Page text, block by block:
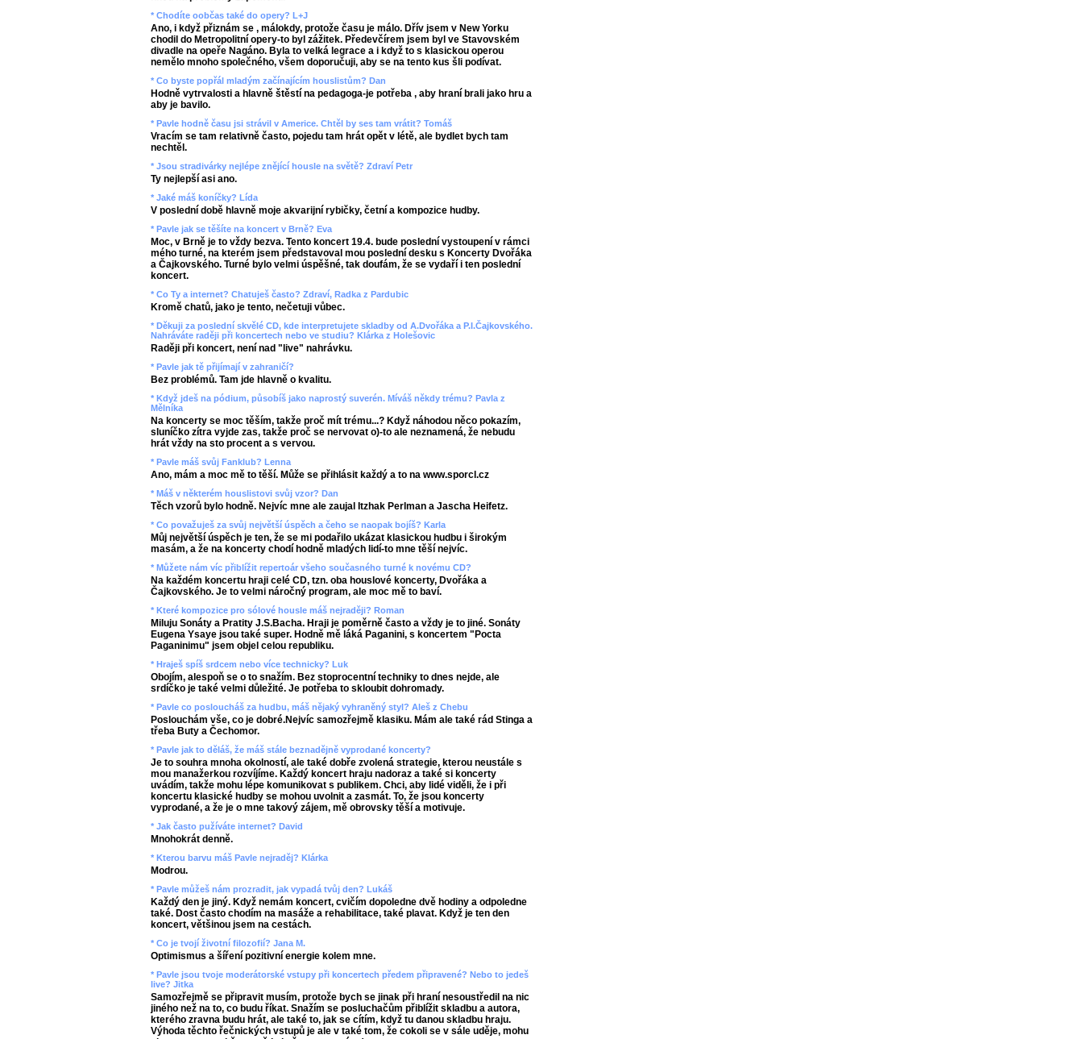
* Chodíte oobčas také do opery? L+J
Ano, i když přiznám se , málokdy, protože času je málo. Dřív jsem v New Yorku
chodil do Metropolitní opery-to byl zážitek. Předevčírem jsem byl ve Stavovském
divadle na opeře Nagáno. Byla to velká legrace a i když to s klasickou operou
nemělo mnoho společného, všem doporučuji, aby se na tento kus šli podívat.
* Co byste popřál mladým začínajícím houslistům? Dan
Hodně vytrvalosti a hlavně štěstí na pedagoga-je potřeba , aby hraní brali jako hru a
aby je bavilo.
* Pavle hodně času jsi strávil v Americe. Chtěl by ses tam vrátit? Tomáš
Vracím se tam relativně často, pojedu tam hrát opět v létě, ale bydlet bych tam
nechtěl.
* Jsou stradivárky nejlépe znějící housle na světě? Zdraví Petr
Ty nejlepší asi ano.
* Jaké máš koníčky? Lída
V poslední době hlavně moje akvarijní rybičky, četní a kompozice hudby.
* Pavle jak se těšíte na koncert v Brně? Eva
Moc, v Brně je to vždy bezva. Tento koncert 19.4. bude poslední vystoupení v rámci
mého turné, na kterém jsem představoval mou poslední desku s Koncerty Dvořáka
a Čajkovského. Turné bylo velmi úspěšné, tak doufám, že se vydaří i ten poslední
koncert.
* Co Ty a internet? Chatuješ často? Zdraví, Radka z Pardubic
Kromě chatů, jako je tento, nečetuji vůbec.
* Děkuji za poslední skvělé CD, kde interpretujete skladby od A.Dvořáka a P.I.Čajkovského.
Nahráváte raději při koncertech nebo ve studiu? Klárka z Holešovic
Raději při koncert, není nad "live" nahrávku.
* Pavle jak tě přijímají v zahraničí?
Bez problémů. Tam jde hlavně o kvalitu.
* Když jdeš na pódium, působíš jako naprostý suverén. Míváš někdy trému? Pavla z
Mělníka
Na koncerty se moc těším, takže proč mít trému...? Když náhodou něco pokazím,
sluníčko zítra vyjde zas, takže proč se nervovat o)-to ale neznamená, že nebudu
hrát vždy na sto procent a s vervou.
* Pavle máš svůj Fanklub? Lenna
Ano, mám a moc mě to těší. Může se přihlásit každý a to na www.sporcl.cz
* Máš v některém houslistovi svůj vzor? Dan
Těch vzorů bylo hodně. Nejvíc mne ale zaujal Itzhak Perlman a Jascha Heifetz.
* Co považuješ za svůj největší úspěch a čeho se naopak bojíš? Karla
Můj největší úspěch je ten, že se mi podařilo ukázat klasickou hudbu i širokým
masám, a že na koncerty chodí hodně mladých lidí-to mne těší nejvíc.
* Můžete nám víc přiblížit repertoár všeho současného turné k novému CD?
Na každém koncertu hraji celé CD, tzn. oba houslové koncerty, Dvořáka a
Čajkovského. Je to velmi náročný program, ale moc mě to baví.
* Které kompozice pro sólové housle máš nejraději? Roman
Miluju Sonáty a Pratity J.S.Bacha. Hraji je poměrně často a vždy je to jiné. Sonáty
Eugena Ysaye jsou také super. Hodně mě láká Paganini, s koncertem "Pocta
Paganinimu" jsem objel celou republiku.
* Hraješ spíš srdcem nebo více technicky? Luk
Obojím, alespoň se o to snažím. Bez stoprocentní techniky to dnes nejde, ale
srdíčko je také velmi důležité. Je potřeba to skloubit dohromady.
* Pavle co posloucháš za hudbu, máš nějaký vyhraněný styl? Aleš z Chebu
Poslouchám vše, co je dobré.Nejvíc samozřejmě klasiku. Mám ale také rád Stinga a
třeba Buty a Čechomor.
* Pavle jak to děláš, že máš stále beznadějně vyprodané koncerty?
Je to souhra mnoha okolností, ale také dobře zvolená strategie, kterou neustále s
mou manažerkou rozvíjíme. Každý koncert hraju nadoraz a také si koncerty
uvádím, takže mohu lépe komunikovat s publikem. Chci, aby lidé viděli, že i při
koncertu klasické hudby se mohou uvolnit a zasmát. To, že jsou koncerty
vyprodané, a že je o mne takový zájem, mě obrovsky těší a motivuje.
* Jak často pužíváte internet? David
Mnohokrát denně.
* Kterou barvu máš Pavle nejraděj? Klárka
Modrou.
* Pavle můžeš nám prozradit, jak vypadá tvůj den? Lukáš
Každý den je jiný. Když nemám koncert, cvičím dopoledne dvě hodiny a odpoledne
také. Dost často chodím na masáže a rehabilitace, také plavat. Když je ten den
koncert, většinou jsem na cestách.
* Co je tvojí životní filozofií? Jana M.
Optimismus a šíření pozitivní energie kolem mne.
* Pavle jsou tvoje moderátorské vstupy při koncertech předem připravené? Nebo to jedeš
live? Jitka
Samozřejmě se připravit musím, protože bych se jinak při hraní nesoustředil na nic
jiného než na to, co budu říkat. Snažím se posluchačům přiblížit skladbu a autora,
kterého zravna budu hrát, ale také to, jak se cítím, když tu danou skladbu hraju.
Výhoda těchto řečnických vstupů je ale v také tom, že cokoli se v sále uděje, mohu